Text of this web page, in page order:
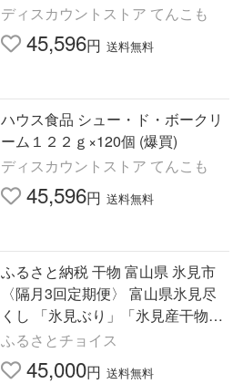
ディスカウントストア てんこも
45,596円 送料無料
ハウス食品 シュー・ド・ボークリ
ーム１２２ｇ×120個 (爆買)
ディスカウントストア てんこも
45,596円 送料無料
ふるさと納税 干物 富山県 氷見市
〈隔月3回定期便〉 富山県氷見尽
くし 「氷見ぶり」「氷見産干物」
「氷見産昆布〆お刺身」など氷見
の旨いもんが10種 隔月お届…
ふるさとチョイス
45,000円 送料無料